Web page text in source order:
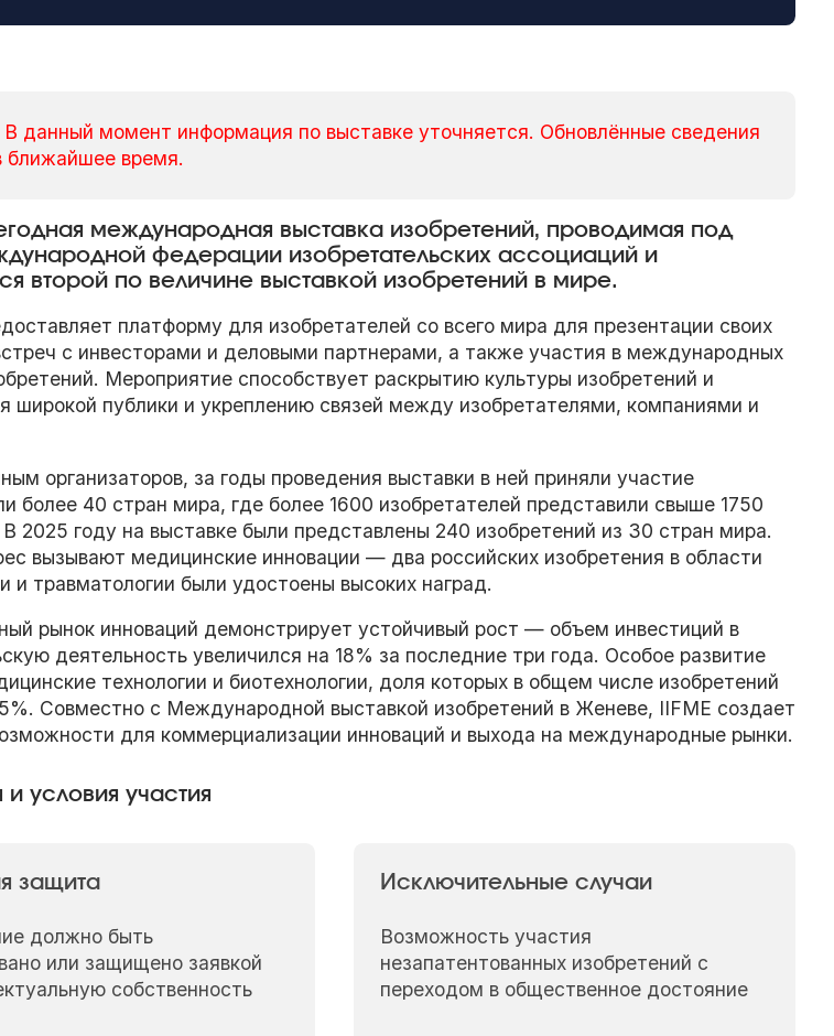
В данный момент информация по выставке уточняется. Обновлённые сведения
ближайшее время.
международная выставка изобретений, проводимая под
федерации изобретательских ассоциаций и
второй по величине выставкой изобретений в мире.
платформу для изобретателей со всего мира для презентации своих
с инвесторами и деловыми партнерами, а также участия в международных
Мероприятие способствует раскрытию культуры изобретений и
широкой публики и укреплению связей между изобретателями, компаниями и
организаторов, за годы проведения выставки в ней приняли участие
более 40 стран мира, где более 1600 изобретателей представили свыше 1750
В 2025 году на выставке были представлены 240 изобретений из 30 стран мира.
вызывают медицинские инновации — два российских изобретения в области
и травматологии были удостоены высоких наград.
рынок инноваций демонстрирует устойчивый рост — объем инвестиций в
деятельность увеличился на 18% за последние три года. Особое развитие
технологии и биотехнологии, доля которых в общем числе изобретений
Совместно с Международной выставкой изобретений в Женеве, IIFME создает
для коммерциализации инноваций и выхода на международные рынки.
и условия участия
защита
должно быть
или защищено заявкой
собственность
Исключительные случаи
Возможность участия
незапатентованных изобретений с
переходом в общественное достояние